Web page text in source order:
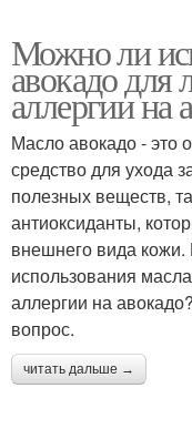
Можно ли
авокадо для
аллергии на
Масло авокадо - это
средство для ухода
полезных веществ,
антиоксиданты,
внешнего вида кожи.
использования
аллергии на
вопрос.
читать дальше →